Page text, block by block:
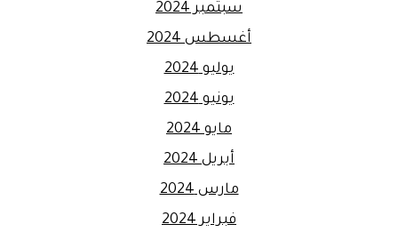
سبتمبر 2024
أغسطس 2024
يوليو 2024
يونيو 2024
مايو 2024
أبريل 2024
مارس 2024
فبراير 2024